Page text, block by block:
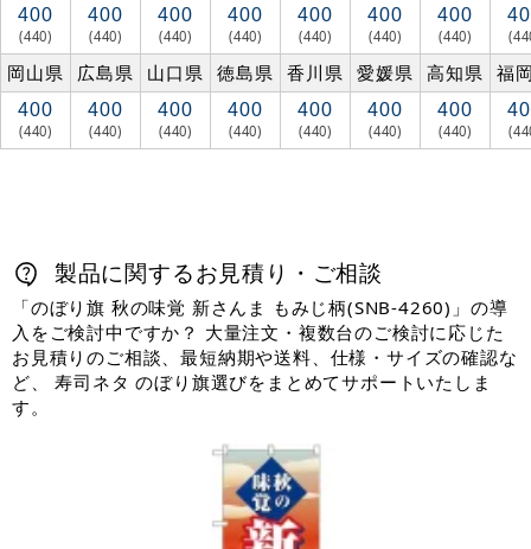
400
(440)
400
(440)
400
(440)
400
(440)
400
(440)
400
(440)
400
(440)
岡山県 広島県 山口県 徳島県 香川県 愛媛県 高知県 福
400
(440)
400
(440)
400
(440)
400
(440)
400
(440)
400
(440)
400
(440)
製品に関するお見積り・ご相談
「のぼり旗 秋の味覚 新さんま もみじ柄(SNB-4260)」の導
入をご検討中ですか？ 大量注文・複数台のご検討に応じた
お見積りのご相談、最短納期や送料、仕様・サイズの確認な
ど、 寿司ネタ のぼり旗選びをまとめてサポートいたしま
す。